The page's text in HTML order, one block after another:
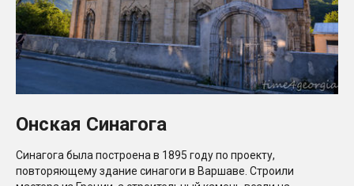
Онская Синагога
Синагога была построена в 1895 году по проекту,
повторяющему здание синагоги в Варшаве. Строили